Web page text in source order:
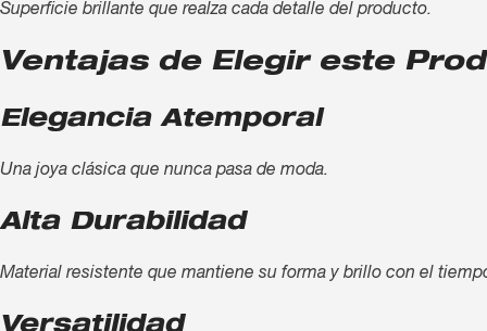
Superficie brillante que realza cada detalle del producto.
Ventajas de Elegir este
Elegancia Atemporal
Una joya clásica que nunca pasa de moda.
Alta Durabilidad
Material resistente que mantiene su forma y brillo con el